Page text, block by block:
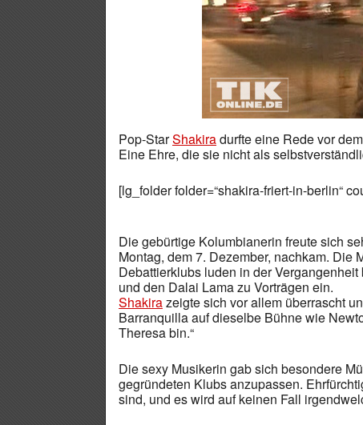
Pop-StarShakiradurfte eine Rede vor
Eine Ehre, die sie nicht als
[lg_folder folder=“shakira-friert-in-berlin“
Die gebürtige Kolumbianerin freute sich
Montag, dem 7. Dezember, nachkam.
Debattierklubs luden in der
und den Dalai Lama zu Vorträgen ein.
Shakirazeigte sich vor allem überrascht
Barranquilla auf dieselbe Bühne wie
Theresa bin.“
Die sexy Musikerin gab sich besondere
gegründeten Klubs anzupassen.
sind, und es wird auf keinen Fall